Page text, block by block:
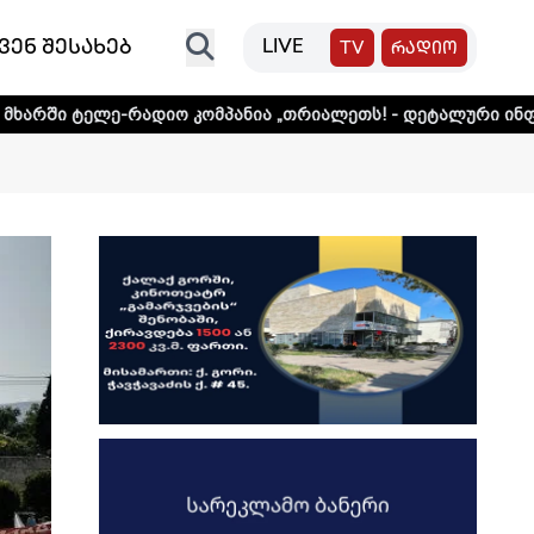
შესახებ LIVE TV რადიო
კომპანია „თრიალეთს! - დეტალური ინფორმაციისთვის